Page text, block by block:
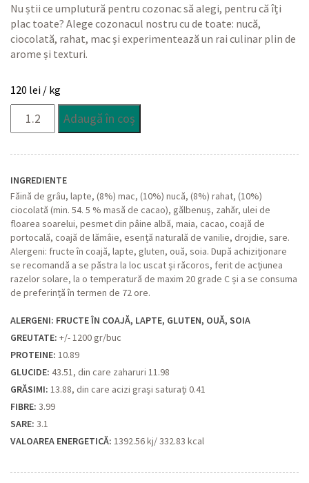
Nu știi ce umplutură pentru cozonac să alegi, pentru că îți
plac toate? Alege cozonacul nostru cu de toate: nucă,
ciocolată, rahat, mac și experimentează un rai culinar plin de
arome și texturi.
120 lei / kg
Cozonac
de
Adaugă în coș
INGREDIENTE
Făină de grâu, lapte, (8%) mac, (10%) nucă, (8%) rahat, (10%)
ciocolată (min. 54. 5 % masă de cacao), gălbenuș, zahăr, ulei de
floarea soarelui, pesmet din pâine albă, maia, cacao, coajă de
portocală, coajă de lămâie, esență naturală de vanilie, drojdie, sare.
Alergeni: fructe în coajă, lapte, gluten, ouă, soia. După achiziționare
se recomandă a se păstra la loc uscat și răcoros, ferit de acțiunea
razelor solare, la o temperatură de maxim 20 grade C și a se consuma
de preferință în termen de 72 ore.
ALERGENI: FRUCTE ÎN COAJĂ, LAPTE, GLUTEN, OUĂ, SOIA
GREUTATE: +/- 1200 gr/buc
PROTEINE: 10.89
GLUCIDE: 43.51, din care zaharuri 11.98
GRĂSIMI: 13.88, din care acizi grași saturați 0.41
FIBRE: 3.99
SARE: 3.1
VALOAREA ENERGETICĂ: 1392.56 kj/ 332.83 kcal